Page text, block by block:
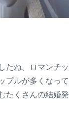
たね。ロマンチ
プルが多くなっ
たくさんの結婚